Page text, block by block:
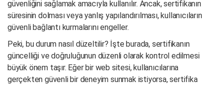
güvenliğini sağlamak amacıyla kullanılır. Ancak, sertifikanın
süresinin dolması veya yanlış yapılandırılması, kullanıcıların
güvenli bağlantı kurmalarını engeller.
Peki, bu durum nasıl düzeltilir? İşte burada, sertifikanın
güncelliği ve doğruluğunun düzenli olarak kontrol edilmesi
büyük önem taşır. Eğer bir web sitesi, kullanıcılarına
gerçekten güvenli bir deneyim sunmak istiyorsa, sertifika